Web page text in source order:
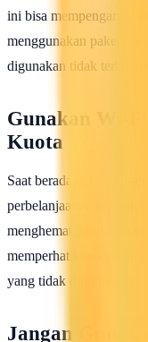
ini bisa mempengaruhi
menggunakan paket
digunakan tidak terbuang
Gunakan Wi-
Kuota
Saat berada di tempat-
perbelanjaan,
menghemat
memperhatikan
yang tidak diinginkan.
Jangan